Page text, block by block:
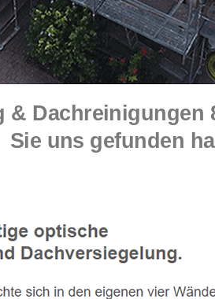
&
Sie uns gefunden